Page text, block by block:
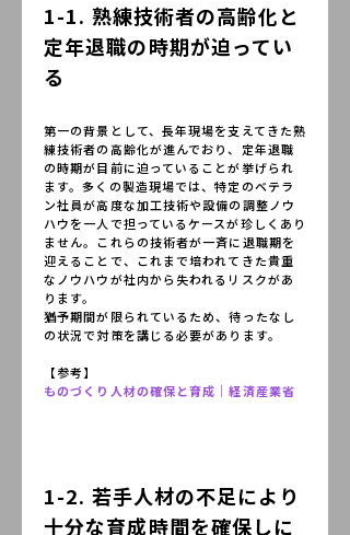
1-1. 熟練技術者の高齢化と
定年退職の時期が迫ってい
る
第一の背景として、長年現場を支えてきた熟
練技術者の高齢化が進んでおり、定年退職
の時期が目前に迫っていることが挙げられ
ます。多くの製造現場では、特定のベテラ
ン社員が高度な加工技術や設備の調整ノウ
ハウを一人で担っているケースが珍しくあり
ません。これらの技術者が一斉に退職期を
迎えることで、これまで培われてきた貴重
なノウハウが社内から失われるリスクがあ
ります。
猶予期間が限られているため、待ったなし
の状況で対策を講じる必要があります。
【参考】
ものづくり人材の確保と育成｜経済産業省
1-2. 若手人材の不足により
十分な育成時間を確保しに